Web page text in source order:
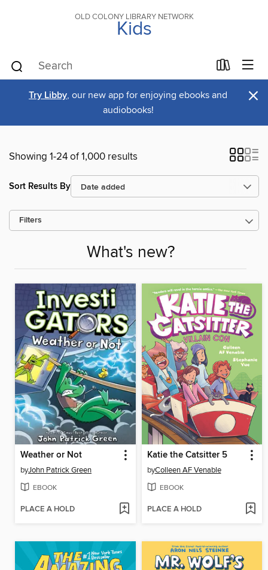
OLD COLONY LIBRARY NETWORK
Kids
Try Libby, our new app for enjoying ebooks and
audiobooks!
×
Showing 1-24 of 1,000 results
Sort Results By
Filters
What's new?
Weather or Not
byJohn Patrick Green
EBOOK
PLACE A HOLD
Katie the Catsitter 5
byColleen AF Venable
EBOOK
PLACE A HOLD